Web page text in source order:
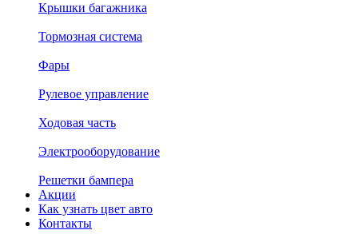
Крышки багажника
Тормозная система
Фары
Рулевое управление
Ходовая часть
Электрооборудование
Решетки бампера
Акции
Как узнать цвет авто
Контакты